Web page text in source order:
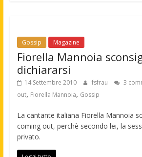
Gossip Magazine
Fiorella Mannoia
dichiararsi
14 Settembre 2010 fsfrau 3
out, Fiorella Mannoia, Gossip
La cantante italiana Fiorella Mannoia
coming out, perchè secondo lei, la
privato.